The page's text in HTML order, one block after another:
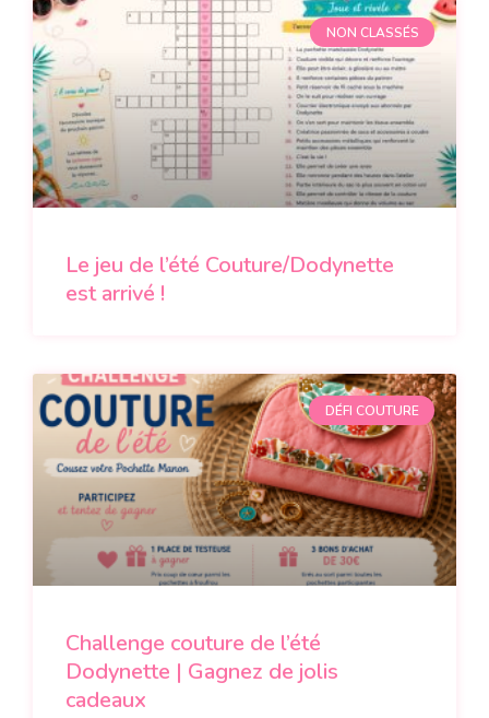
NON CLASSÉS
Le jeu de l’été Couture/Dodynette
est arrivé !
DÉFI COUTURE
Challenge couture de l’été
Dodynette | Gagnez de jolis
cadeaux